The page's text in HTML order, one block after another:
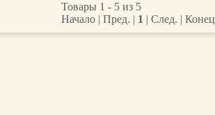
Товары 1 - 5 из 5
Начало | Пред. | 1 | След. | Конец